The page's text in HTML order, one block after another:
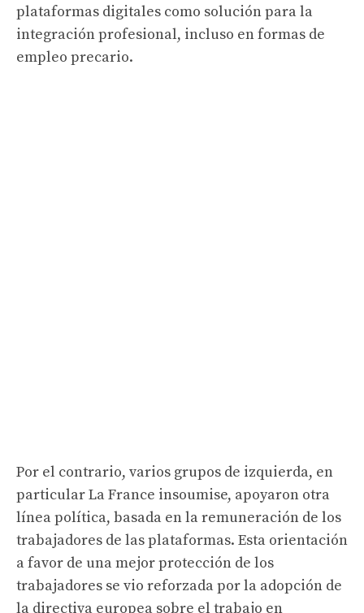
plataformas digitales como solución para la
integración profesional, incluso en formas de
empleo precario.
Por el contrario, varios grupos de izquierda, en
particular La France insoumise, apoyaron otra
línea política, basada en la remuneración de los
trabajadores de las plataformas. Esta orientación
a favor de una mejor protección de los
trabajadores se vio reforzada por la adopción de
la directiva europea sobre el trabajo en